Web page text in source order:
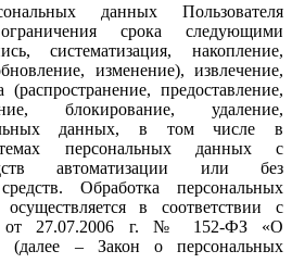
данных Пользователя
срока следующими
систематизация, накопление,
изменение), извлечение,
(распространение, предоставление,
блокирование, удаление,
данных, в том числе в
персональных данных с
автоматизации или без
Обработка персональных
в соответствии с
от 27.07.2006 г. № 152-ФЗ «О
(далее – Закон о персональных